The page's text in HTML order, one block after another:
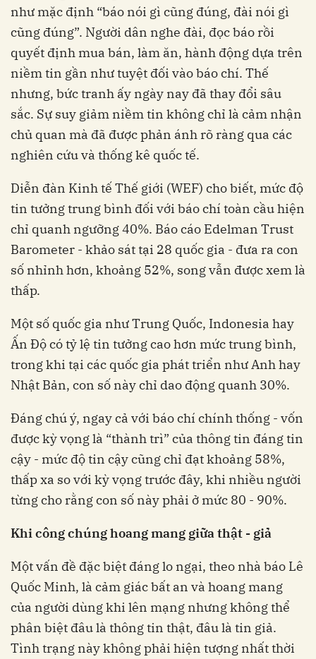
như mặc định “báo nói gì cũng đúng, đài nói gì
cũng đúng”. Người dân nghe đài, đọc báo rồi
quyết định mua bán, làm ăn, hành động dựa trên
niềm tin gần như tuyệt đối vào báo chí. Thế
nhưng, bức tranh ấy ngày nay đã thay đổi sâu
sắc. Sự suy giảm niềm tin không chỉ là cảm nhận
chủ quan mà đã được phản ánh rõ ràng qua các
nghiên cứu và thống kê quốc tế.
Diễn đàn Kinh tế Thế giới (WEF) cho biết, mức độ
tin tưởng trung bình đối với báo chí toàn cầu hiện
chỉ quanh ngưỡng 40%. Báo cáo Edelman Trust
Barometer - khảo sát tại 28 quốc gia - đưa ra con
số nhỉnh hơn, khoảng 52%, song vẫn được xem là
thấp.
Một số quốc gia như Trung Quốc, Indonesia hay
Ấn Độ có tỷ lệ tin tưởng cao hơn mức trung bình,
trong khi tại các quốc gia phát triển như Anh hay
Nhật Bản, con số này chỉ dao động quanh 30%.
Đáng chú ý, ngay cả với báo chí chính thống - vốn
được kỳ vọng là “thành trì” của thông tin đáng tin
cậy - mức độ tin cậy cũng chỉ đạt khoảng 58%,
thấp xa so với kỳ vọng trước đây, khi nhiều người
từng cho rằng con số này phải ở mức 80 - 90%.
Khi công chúng hoang mang giữa thật - giả
Một vấn đề đặc biệt đáng lo ngại, theo nhà báo Lê
Quốc Minh, là cảm giác bất an và hoang mang
của người dùng khi lên mạng nhưng không thể
phân biệt đâu là thông tin thật, đâu là tin giả.
Tình trạng này không phải hiện tượng nhất thời